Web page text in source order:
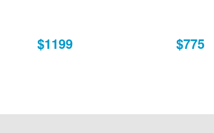
$1199 $775